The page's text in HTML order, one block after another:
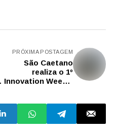
PRÓXIMA POSTAGEM
São Caetano
realiza o 1º
Innovation Week e
tecnologia e
novos negócios
no ABC